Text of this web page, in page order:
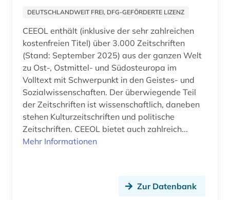
acts (1)
adel (1)
administration (1)
administrative tribunal (1)
adolf (1)
Finnland (27)
Frankreich (77)
GUS (17)
Griechenland (1)
Griechenland (Altertum) (11)
Großbritannien (163)
Hamburg (5)
DEUTSCHLANDWEIT FREI, DFG-GEFÖRDERTE LIZENZ
CEEOL enthält (inklusive der sehr zahlreichen
kostenfreien Titel) über 3.000 Zeitschriften
(Stand: September 2025) aus der ganzen Welt
zu Ost-, Ostmittel- und Südosteuropa im
Volltext mit Schwerpunkt in den Geistes- und
Sozialwissenschaften. Der überwiegende Teil
der Zeitschriften ist wissenschaftlich, daneben
stehen Kulturzeitschriften und politische
Zeitschriften. CEEOL bietet auch zahlreich...
Mehr Informationen
Zur Datenbank